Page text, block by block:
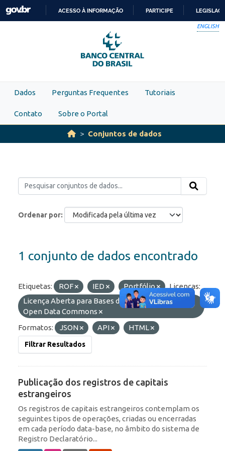
Skip to main content
PARA
O
CONTEÚDO
ACESSO À INFORMAÇÃO PARTICIPE
ENGLISH
Dados Perguntas Frequentes Tutoriais
Contato Sobre o Portal
Conjuntos de dados
Ordenar por
1 conjunto de dados encontrado
Etiquetas: ROF IED Portfólio
Licenças:
Licença Aberta para Bases de Dados (ODbL) do
Open Data Commons
Formatos:
JSON API HTML
Filtrar Resultados
Publicação dos registros de capitais
estrangeiros
Os registros de capitais estrangeiros contemplam os
seguintes tipos de operações, criadas ou encerradas
em cada período data-base, no âmbito do sistema de
Registro Declaratório...